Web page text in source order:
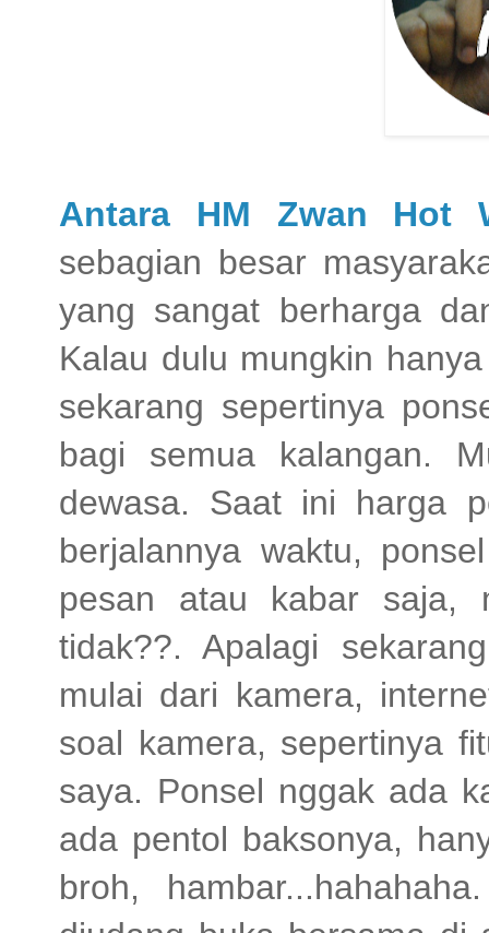
Antara HM Zwan Hot
sebagian besar
yang sangat berharga
Kalau dulu mungkin
sekarang sepertinya
bagi semua kalangan.
dewasa. Saat ini harga
berjalannya waktu,
pesan atau kabar saja,
tidak??. Apalagi
mulai dari kamera,
soal kamera, sepertinya
saya. Ponsel nggak ada
ada pentol baksonya,
broh,